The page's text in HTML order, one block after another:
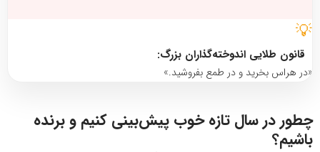
💡
قانون طلایی اندوخته‌گذاران بزرگ:
«در هراس بخرید و در طمع بفروشید.»
چطور در سال تازه خوب پیش‌بینی کنیم و برنده
باشیم؟